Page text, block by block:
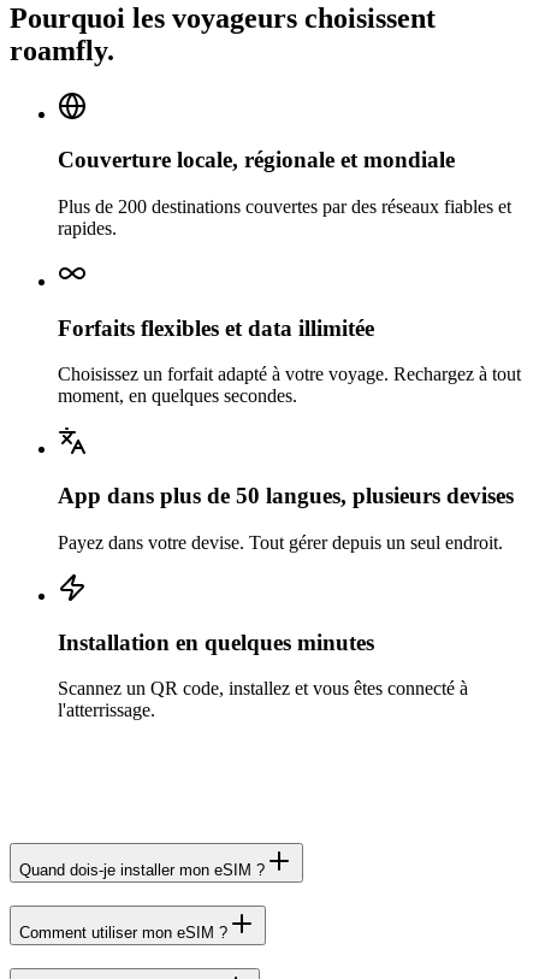
Pourquoi les voyageurs choisissent
roamfly.
Couverture locale, régionale et mondiale
Plus de 200 destinations couvertes par des réseaux fiables et
rapides.
Forfaits flexibles et data illimitée
Choisissez un forfait adapté à votre voyage. Rechargez à tout
moment, en quelques secondes.
App dans plus de 50 langues, plusieurs devises
Payez dans votre devise. Tout gérer depuis un seul endroit.
Installation en quelques minutes
Scannez un QR code, installez et vous êtes connecté à
l'atterrissage.
Quand dois-je installer mon eSIM ?
Comment utiliser mon eSIM ?